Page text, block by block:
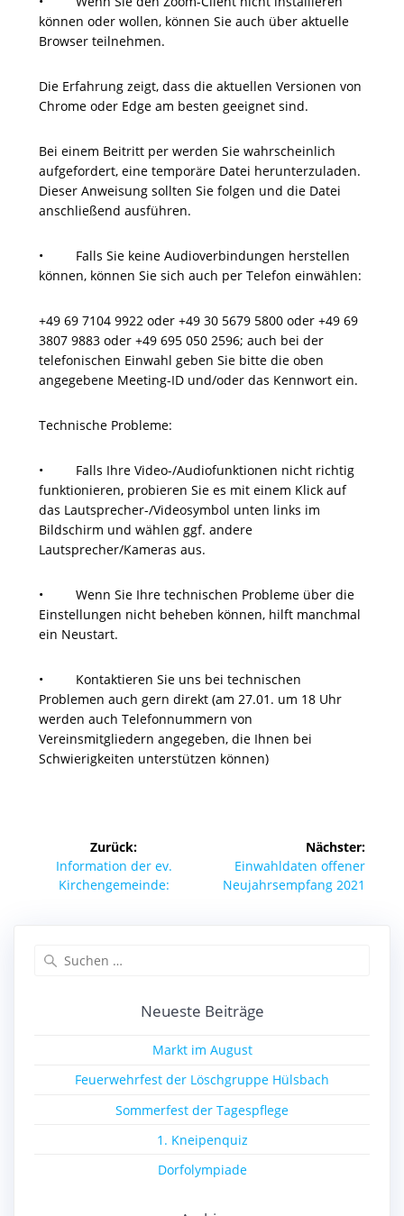
können oder wollen, können Sie auch über aktuelle
Browser teilnehmen.
Die Erfahrung zeigt, dass die aktuellen Versionen von
Chrome oder Edge am besten geeignet sind.
Bei einem Beitritt per werden Sie wahrscheinlich
aufgefordert, eine temporäre Datei herunterzuladen.
Dieser Anweisung sollten Sie folgen und die Datei
anschließend ausführen.
• Falls Sie keine Audioverbindungen herstellen
können, können Sie sich auch per Telefon einwählen:
+49 69 7104 9922 oder +49 30 5679 5800 oder +49 69
3807 9883 oder +49 695 050 2596; auch bei der
telefonischen Einwahl geben Sie bitte die oben
angegebene Meeting-ID und/oder das Kennwort ein.
Technische Probleme:
• Falls Ihre Video-/Audiofunktionen nicht richtig
funktionieren, probieren Sie es mit einem Klick auf
das Lautsprecher-/Videosymbol unten links im
Bildschirm und wählen ggf. andere
Lautsprecher/Kameras aus.
• Wenn Sie Ihre technischen Probleme über die
Einstellungen nicht beheben können, hilft manchmal
ein Neustart.
• Kontaktieren Sie uns bei technischen
Problemen auch gern direkt (am 27.01. um 18 Uhr
werden auch Telefonnummern von
Vereinsmitgliedern angegeben, die Ihnen bei
Schwierigkeiten unterstützen können)
Beitragsnavigation
Zurück:
Vorheriger
Beitrag:
Information der ev.
Kirchengemeinde:
Nächster:
Nächster
Beitrag:
Einwahldaten offener
Neujahrsempfang 2021
Neueste Beiträge
Markt im August
Feuerwehrfest der Löschgruppe Hülsbach
Sommerfest der Tagespflege
1. Kneipenquiz
Dorfolympiade